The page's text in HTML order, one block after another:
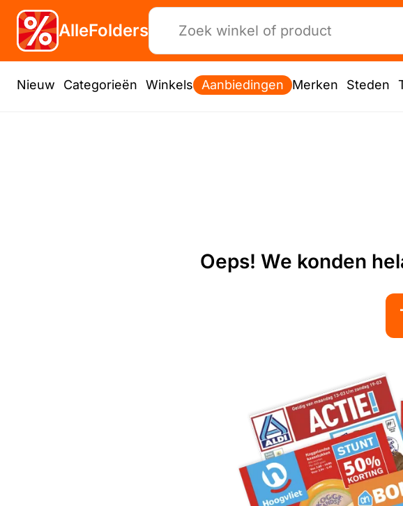
AlleFolders
Nieuw Categorieën Winkels Aanbiedingen Merken Steden
Oeps! We konden